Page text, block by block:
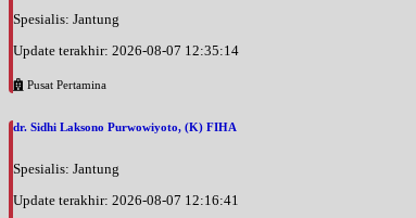
Spesialis: Jantung
Update terakhir: 2026-08-07 12:35:14
Pusat Pertamina
dr. Sidhi Laksono Purwowiyoto, (K) FIHA
Spesialis: Jantung
Update terakhir: 2026-08-07 12:16:41